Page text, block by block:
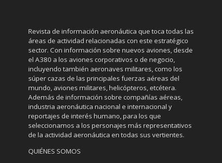
Revista de información aeronáutica que toca todas las
áreas de actividad relacionadas con este estratégico
sector. Con información sobre nuevos aviones, desde
el A380 a los aviones corporativos o de negocio,
incluyendo también aeronaves militares, como los
súper cazas de las principales fuerzas aéreas del
mundo, aviones militares, helicópteros, etcétera.
Además de información sobre compañías aéreas,
industria aeronáutica nacional e internacional y
reportajes de interés humano, para los que
seleccionamos a los personajes más representativos
de la actividad aeronáutica en todas sus vertientes.
QUIÉNES SOMOS